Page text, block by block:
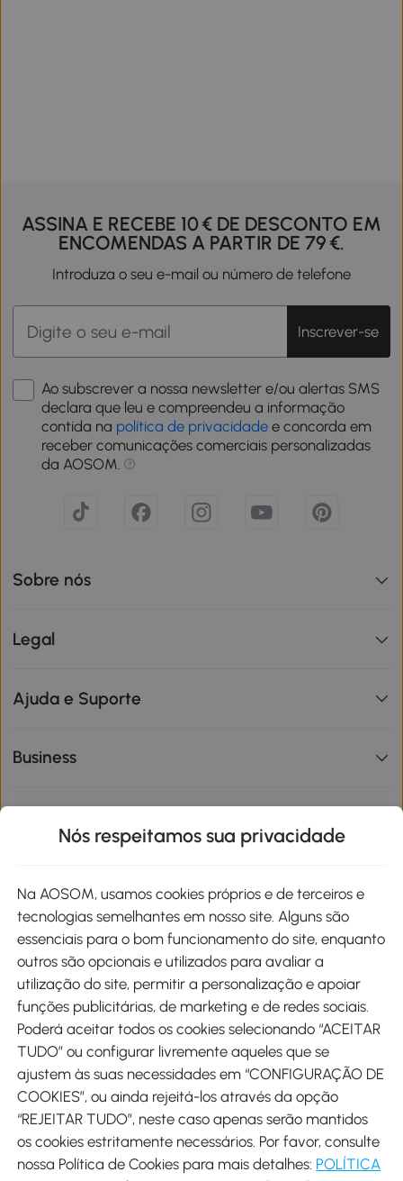
ASSINA E RECEBE 10 € DE DESCONTO EM
ENCOMENDAS A PARTIR DE 79 €.
Introduza o seu e-mail ou número de telefone
Inscrever-se
Ao subscrever a nossa newsletter e/ou alertas SMS
declara que leu e compreendeu a informação
contida na política de privacidade e concorda em
receber comunicações comerciais personalizadas
da AOSOM.
Sobre nós
Legal
Ajuda e Suporte
Business
Métodos de pagamento
Envio
Descarregar Aosom App
Nós respeitamos sua privacidade
Na AOSOM, usamos cookies próprios e de terceiros e
tecnologias semelhantes em nosso site. Alguns são
essenciais para o bom funcionamento do site, enquanto
outros são opcionais e utilizados para avaliar a
utilização do site, permitir a personalização e apoiar
funções publicitárias, de marketing e de redes sociais.
Poderá aceitar todos os cookies selecionando “ACEITAR
TUDO” ou configurar livremente aqueles que se
ajustem às suas necessidades em “CONFIGURAÇÃO DE
COOKIES”, ou ainda rejeitá-los através da opção
“REJEITAR TUDO”, neste caso apenas serão mantidos
os cookies estritamente necessários. Por favor, consulte
nossa Política de Cookies para mais detalhes: POLÍTICA